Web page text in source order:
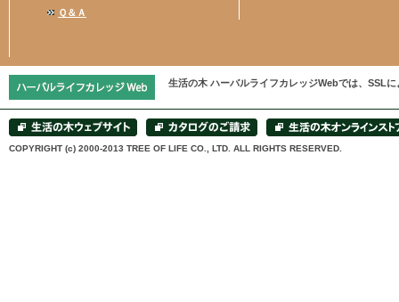
Ｑ＆Ａ
生活の木 ハーバルライフカレッジWebでは、SSL
COPYRIGHT (c) 2000-2013 TREE OF LIFE CO., LTD. ALL RIGHTS RESERVED.